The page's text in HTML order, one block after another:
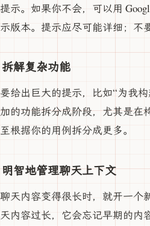
示。如果你不会，可以用
版本。提示应尽可能详细；不
解复杂功能
给出巨大的提示，比如“为我
的功能拆分成阶段，尤其是在
根据你的用例拆分成更多。
智地管理聊天上下文
天内容变得很长时，就开一
内容过长，它会忘记早期的内